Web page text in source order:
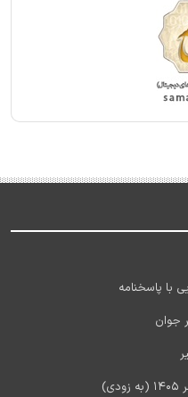
با پاسخنامه
جوان